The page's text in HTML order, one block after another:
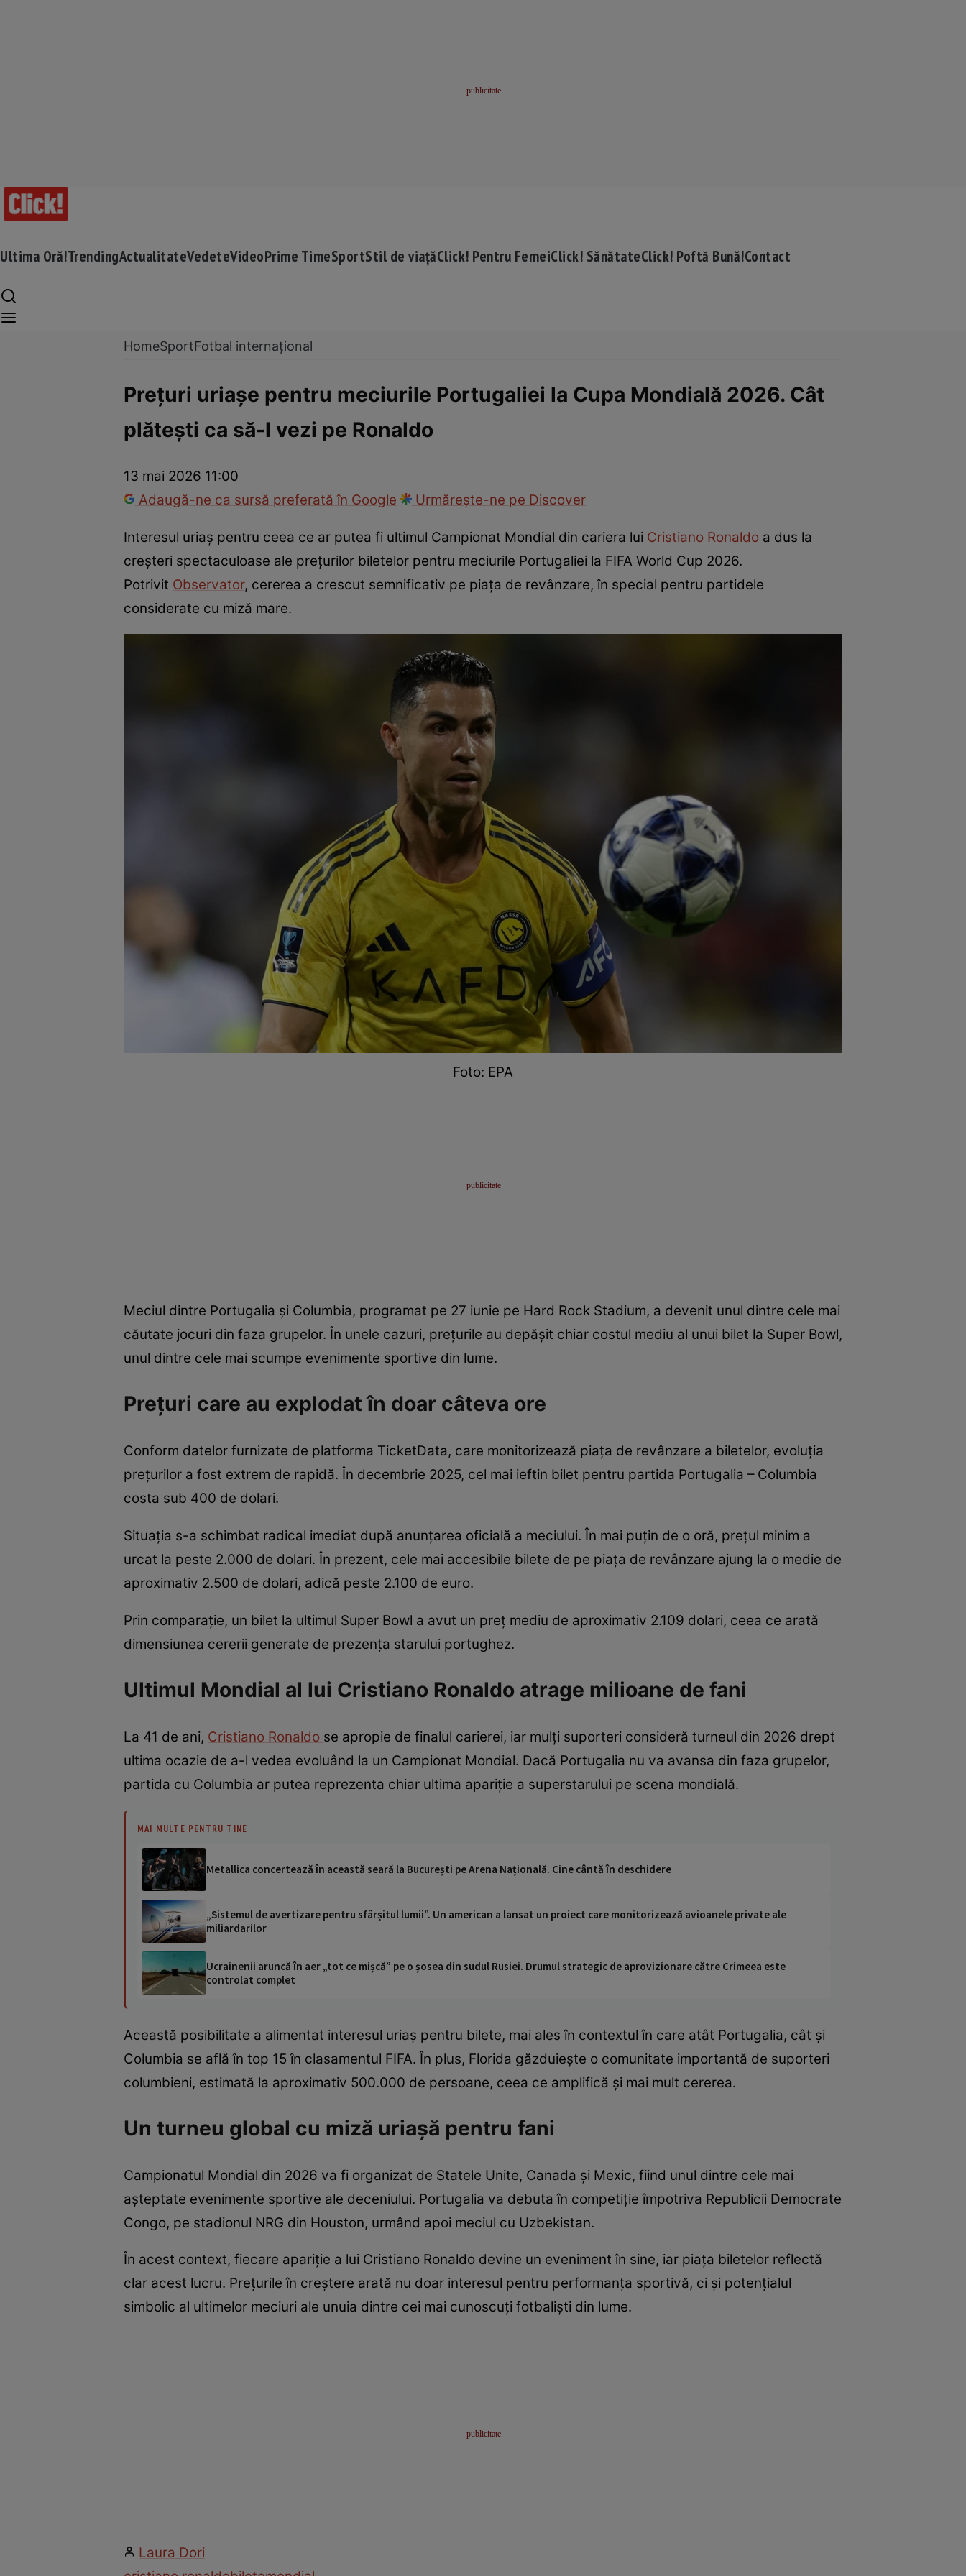
Ultima Oră!TrendingActualitateVedeteVideoPrime TimeSportStil de viațăClick! Pentru FemeiClick! SănătateClick! Poftă Bună!Contact
HomeSportFotbal internațional
Prețuri uriașe pentru meciurile Portugaliei la Cupa Mondială 2026. Cât
plătești ca să-l vezi pe Ronaldo
13 mai 2026 11:00
Adaugă-ne ca sursă preferată în Google
Urmărește-ne pe Discover
Interesul uriaș pentru ceea ce ar putea fi ultimul Campionat Mondial din cariera lui Cristiano Ronaldo a dus la
creșteri spectaculoase ale prețurilor biletelor pentru meciurile Portugaliei la FIFA World Cup 2026.
Potrivit Observator, cererea a crescut semnificativ pe piața de revânzare, în special pentru partidele
considerate cu miză mare.
Foto: EPA
Meciul dintre Portugalia și Columbia, programat pe 27 iunie pe Hard Rock Stadium, a devenit unul dintre cele mai
căutate jocuri din faza grupelor. În unele cazuri, prețurile au depășit chiar costul mediu al unui bilet la Super Bowl,
unul dintre cele mai scumpe evenimente sportive din lume.
Prețuri care au explodat în doar câteva ore
Conform datelor furnizate de platforma TicketData, care monitorizează piața de revânzare a biletelor, evoluția
prețurilor a fost extrem de rapidă. În decembrie 2025, cel mai ieftin bilet pentru partida Portugalia – Columbia
costa sub 400 de dolari.
Situația s-a schimbat radical imediat după anunțarea oficială a meciului. În mai puțin de o oră, prețul minim a
urcat la peste 2.000 de dolari. În prezent, cele mai accesibile bilete de pe piața de revânzare ajung la o medie de
aproximativ 2.500 de dolari, adică peste 2.100 de euro.
Prin comparație, un bilet la ultimul Super Bowl a avut un preț mediu de aproximativ 2.109 dolari, ceea ce arată
dimensiunea cererii generate de prezența starului portughez.
Ultimul Mondial al lui Cristiano Ronaldo atrage milioane de fani
La 41 de ani, Cristiano Ronaldo se apropie de finalul carierei, iar mulți suporteri consideră turneul din 2026 drept
ultima ocazie de a-l vedea evoluând la un Campionat Mondial. Dacă Portugalia nu va avansa din faza grupelor,
partida cu Columbia ar putea reprezenta chiar ultima apariție a superstarului pe scena mondială.
MAI MULTE PENTRU TINE
Metallica concertează în această seară la București pe Arena Națională. Cine cântă în deschidere
„Sistemul de avertizare pentru sfârșitul lumii”. Un american a lansat un proiect care monitorizează avioanele private ale
miliardarilor
Ucrainenii aruncă în aer „tot ce mișcă” pe o șosea din sudul Rusiei. Drumul strategic de aprovizionare către Crimeea este
controlat complet
Această posibilitate a alimentat interesul uriaș pentru bilete, mai ales în contextul în care atât Portugalia, cât și
Columbia se află în top 15 în clasamentul FIFA. În plus, Florida găzduiește o comunitate importantă de suporteri
columbieni, estimată la aproximativ 500.000 de persoane, ceea ce amplifică și mai mult cererea.
Un turneu global cu miză uriașă pentru fani
Campionatul Mondial din 2026 va fi organizat de Statele Unite, Canada și Mexic, fiind unul dintre cele mai
așteptate evenimente sportive ale deceniului. Portugalia va debuta în competiție împotriva Republicii Democrate
Congo, pe stadionul NRG din Houston, urmând apoi meciul cu Uzbekistan.
În acest context, fiecare apariție a lui Cristiano Ronaldo devine un eveniment în sine, iar piața biletelor reflectă
clar acest lucru. Prețurile în creștere arată nu doar interesul pentru performanța sportivă, ci și potențialul
simbolic al ultimelor meciuri ale unuia dintre cei mai cunoscuți fotbaliști din lume.
Laura Dori